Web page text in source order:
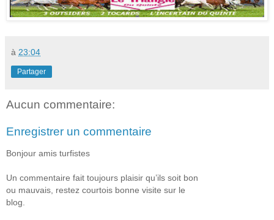
à 23:04
Partager
Aucun commentaire:
Enregistrer un commentaire
Bonjour amis turfistes
Un commentaire fait toujours plaisir qu’ils soit bon
ou mauvais, restez courtois bonne visite sur le
blog.